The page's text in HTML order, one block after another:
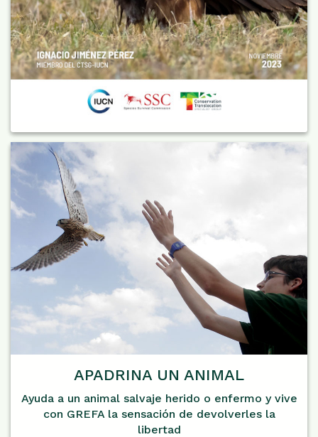
APADRINA UN ANIMAL
Ayuda a un animal salvaje herido o enfermo y vive
con GREFA la sensación de devolverles la
libertad